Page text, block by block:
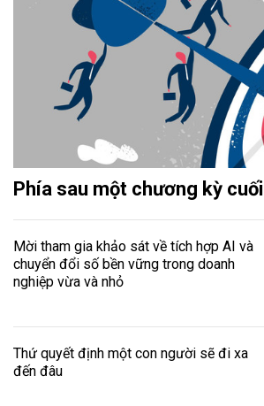
Phía sau một chương kỳ cuối
Mời tham gia khảo sát về tích hợp AI và
chuyển đổi số bền vững trong doanh
nghiệp vừa và nhỏ
Thứ quyết định một con người sẽ đi xa
đến đâu